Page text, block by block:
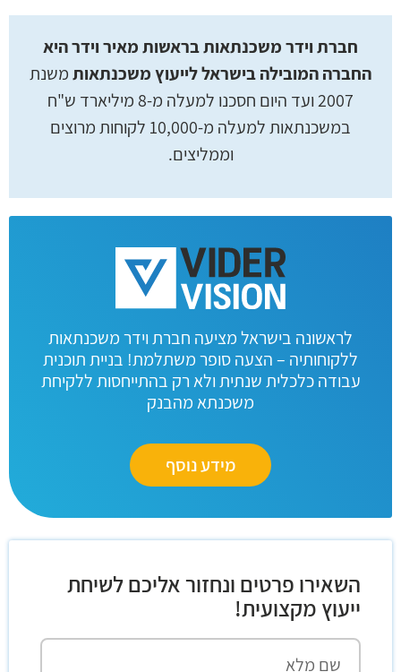
חברת וידר משכנתאות בראשות מאיר וידר היא
החברה המובילה בישראל לייעוץ משכנתאותמשנת
2007 ועד היום חסכנו למעלה מ-8 מיליארד ש"ח
במשכנתאות למעלה מ-10,000 לקוחות מרוצים
וממליצים.
לראשונה בישראל מציעה חברת וידר משכנתאות
ללקוחותיה – הצעה סופר משתלמת! בניית תוכנית
עבודה כלכלית שנתית ולא רק בהתייחסות ללקיחת
משכנתא מהבנק
מידע נוסף
השאירו פרטים ונחזור אליכם לשיחת
ייעוץ מקצועית!